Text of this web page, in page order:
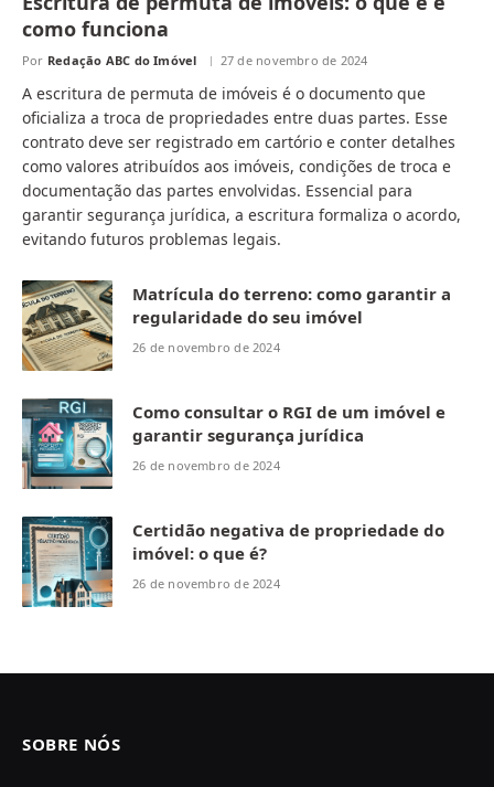
como funciona
Por Redação ABC do Imóvel 27 de novembro de 2024
A escritura de permuta de imóveis é o documento que
oficializa a troca de propriedades entre duas partes. Esse
contrato deve ser registrado em cartório e conter detalhes
como valores atribuídos aos imóveis, condições de troca e
documentação das partes envolvidas. Essencial para
garantir segurança jurídica, a escritura formaliza o acordo,
evitando futuros problemas legais.
Matrícula do terreno: como garantir a
regularidade do seu imóvel
26 de novembro de 2024
Como consultar o RGI de um imóvel e
garantir segurança jurídica
26 de novembro de 2024
Certidão negativa de propriedade do
imóvel: o que é?
26 de novembro de 2024
SOBRE NÓS